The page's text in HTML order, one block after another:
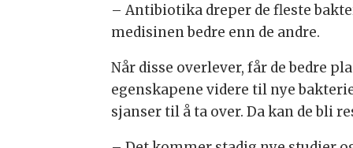
– Antibiotika dreper de fleste
medisinen bedre enn de andre.
Når disse overlever, får de bedre
egenskapene videre til nye
sjanser til å ta over. Da kan de bli